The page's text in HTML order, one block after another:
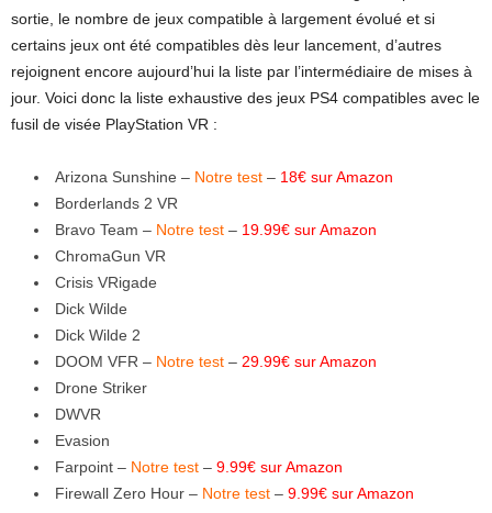
sortie, le nombre de jeux compatible à largement évolué et si
certains jeux ont été compatibles dès leur lancement, d’autres
rejoignent encore aujourd’hui la liste par l’intermédiaire de mises à
jour. Voici donc la liste exhaustive des jeux PS4 compatibles avec le
fusil de visée PlayStation VR :
Arizona Sunshine – Notre test – 18€ sur Amazon
Borderlands 2 VR
Bravo Team – Notre test – 19.99€ sur Amazon
ChromaGun VR
Crisis VRigade
Dick Wilde
Dick Wilde 2
DOOM VFR – Notre test – 29.99€ sur Amazon
Drone Striker
DWVR
Evasion
Farpoint – Notre test – 9.99€ sur Amazon
Firewall Zero Hour – Notre test – 9.99€ sur Amazon